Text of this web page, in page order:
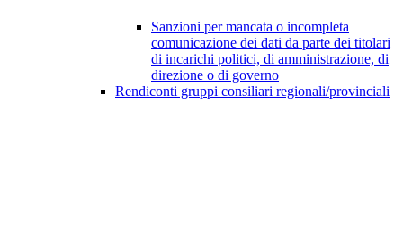
Sanzioni per mancata o incompleta
comunicazione dei dati da parte dei titolari
di incarichi politici, di amministrazione, di
direzione o di governo
Rendiconti gruppi consiliari regionali/provinciali